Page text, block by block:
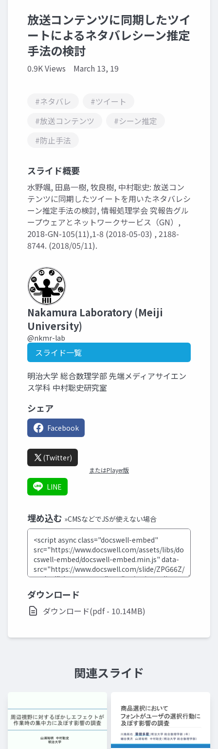
放送コンテンツに同期したツイ
ートによるネタバレシーン推定
手法の検討
0.9K Views March 13, 19
#ネタバレ
#ツイート
#放送コンテンツ
#シーン推定
#防止手法
スライド概要
水野颯, 田島一樹, 牧良樹, 中村聡史: 放送コン
テンツに同期したツイートを用いたネタバレシ
ーン推定手法の検討, 情報処理学会 究報告グル
ープウェアとネットワークサービス（GN）,
2018-GN-105(11),1-8 (2018-05-03) , 2188-
8744. (2018/05/11).
Nakamura Laboratory (Meiji
University)
@nkmr-lab
スライド一覧
明治大学 総合数理学部 先端メディアサイエン
ス学科 中村聡史研究室
シェア
Facebook
(Twitter)
またはPlayer版
LINE
埋め込む »CMSなどでJSが使えない場合
ダウンロード
ダウンロード(pdf - 10.14MB)
関連スライド